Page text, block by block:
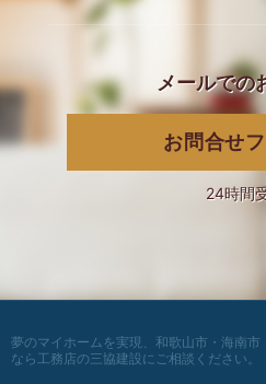
メールでの
お問合せ
24時間
夢のマイホームを実現、 和歌山市・海南市
なら工務店の三協建設 にご相談ください。